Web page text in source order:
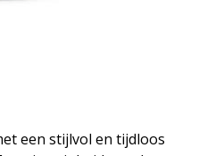
een stijlvol en tijdloos